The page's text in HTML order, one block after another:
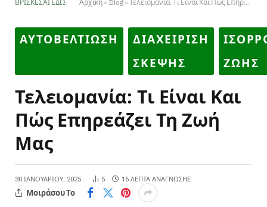
ΒΡΊΣΚΕΣΑΙ ΕΔΏ: Αρχική» Blog»Τελειομανία: Τι Είναι Και Πώς Επηρεάζει Τη Ζωή Μας
ΑΥΤΟΒΕΛΤΙΩΣΗ
ΔΙΑΧΕΙΡΙΣΗ
ΣΚΕΨΗΣ
ΖΩΗΣ
Τελειομανία: Τι Είναι Και
Πώς Επηρεάζει Τη Ζωή
Μας
30 ΙΑΝΟΥΑΡΊΟΥ, 2025 5 16 ΛΕΠΤΆ ΑΝΆΓΝΩΣΗΣ
Μοιράσου Το